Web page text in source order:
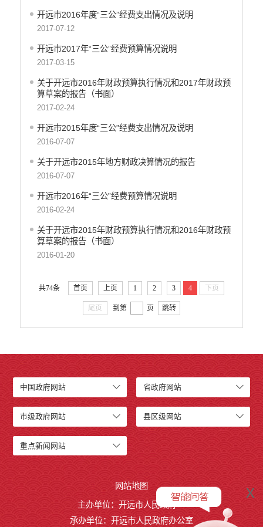
生态环境
食品药品监管
义务教育
政府集中采购
环保督察
医疗卫生
行政处罚和行政强制
乡村振兴工作信息公开
开远市2016年度“三公”经费支出情况及说明
2017-07-12
开远市2017年“三公”经费预算情况说明
2017-03-15
关于开远市2016年财政预算执行情况和2017年财政预
算草案的报告（书面）
2017-02-24
开远市2015年度“三公”经费支出情况及说明
2016-07-07
关于开远市2015年地方财政决算情况的报告
2016-07-07
开远市2016年“三公”经费预算情况说明
2016-02-24
关于开远市2015年财政预算执行情况和2016年财政预
算草案的报告（书面）
2016-01-20
共74条 首页 上页 1 2 3 4 下页
尾页 到第 页 跳转
中国政府网站 省政府网站
市级政府网站 县区级网站
重点新闻网站
网站地图
主办单位：开远市人民政府
承办单位：开远市人民政府办公室
x